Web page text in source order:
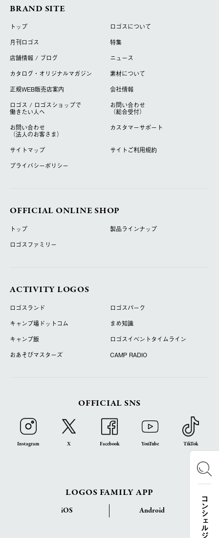
BRAND SITE
トップ
ロゴスについて
月刊ロゴス
特集
店舗情報 / ブログ
ニュース
カタログ・オリジナルマガジン
素材について
正規WEB販売店案内
会社情報
ロゴス / ロゴスショップで
働きたい人へ
お問い合わせ
（総合受付）
お問い合わせ
（法人のお客さま）
カスタマーサポート
サイトマップ
サイトご利用規約
プライバシーポリシー
OFFICIAL ONLINE SHOP
トップ
製品ラインナップ
ロゴスファミリー
ACTIVITY LOGOS
ロゴスランド
ロゴスパーク
キャンプ場ドットコム
まめ知識
キャンプ飯
ロゴスイベントタイムライン
おあそびマスターズ
CAMP RADIO
OFFICIAL SNS
Instagram X Facebook YouTube TikTok
LOGOS FAMILY APP
iOS Android